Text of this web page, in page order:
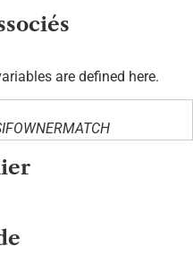
are defined here.